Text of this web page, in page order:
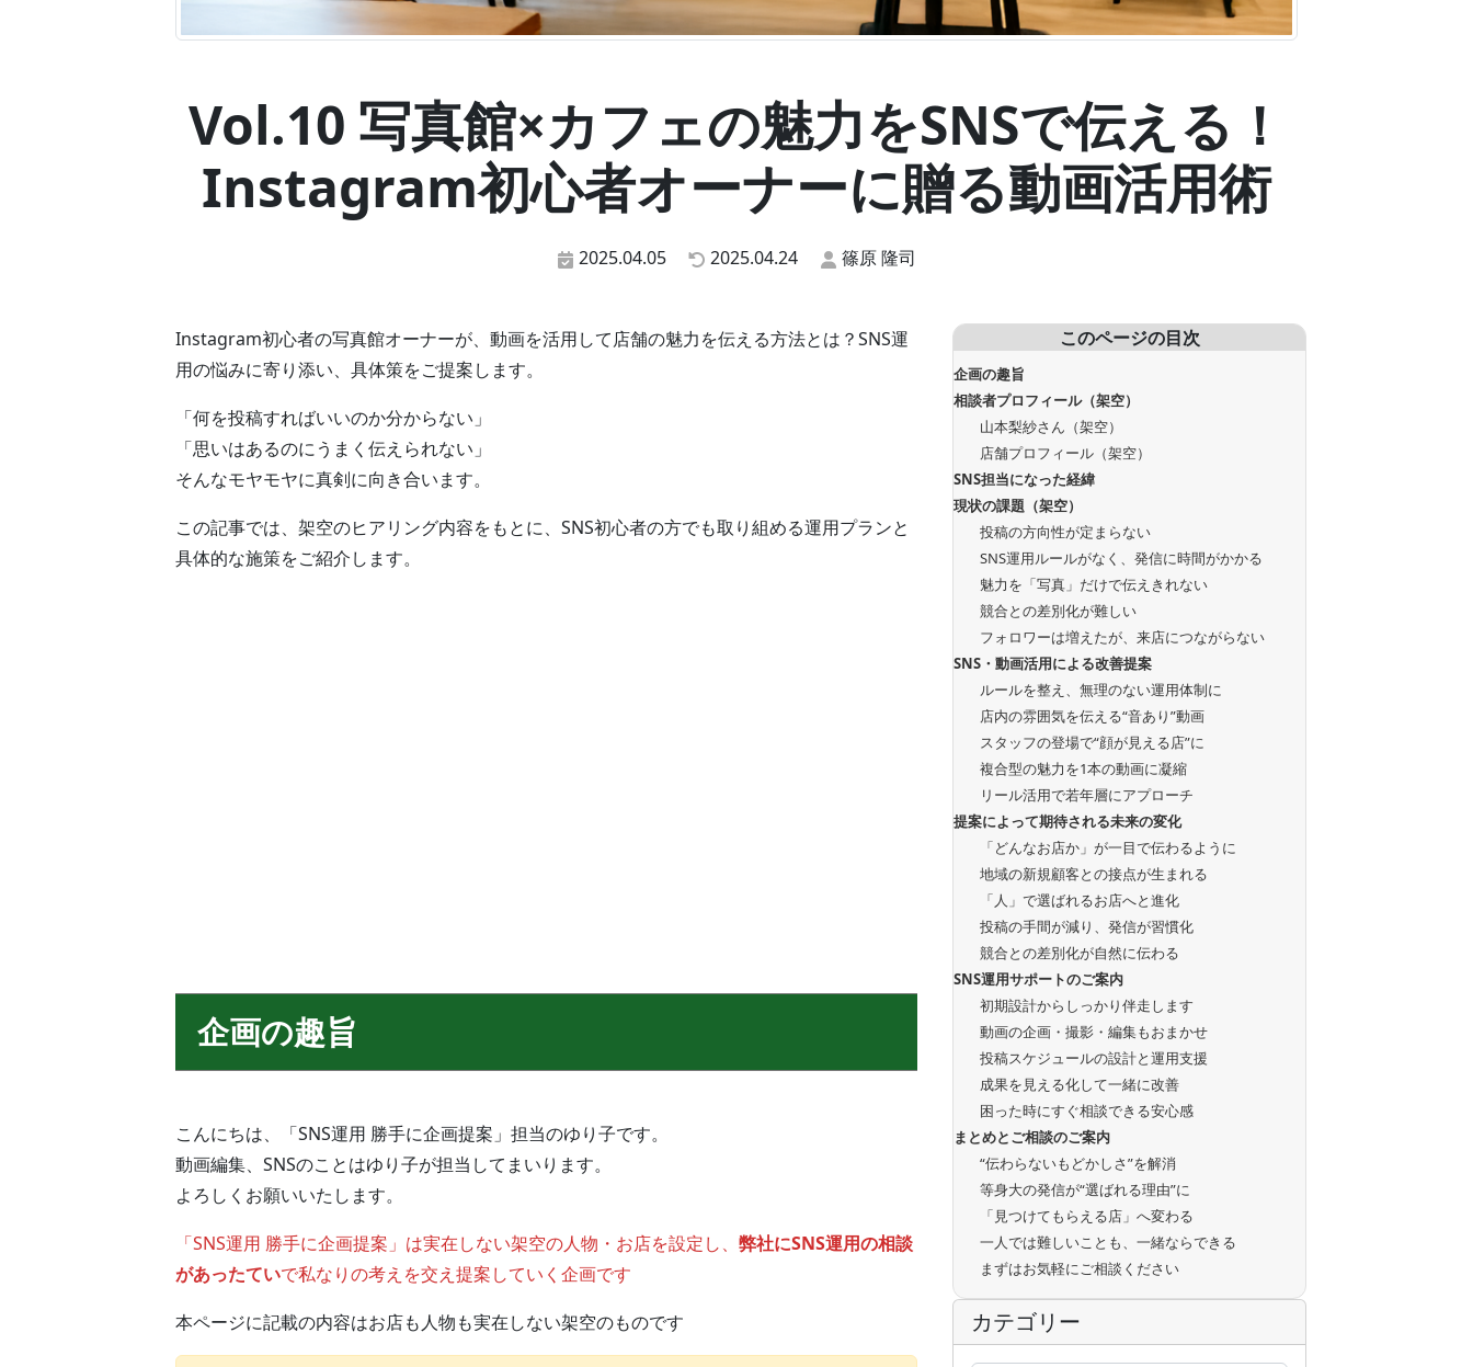
Vol.10 写真館×カフェの魅力をSNSで伝える！
Instagram初心者オーナーに贈る動画活用術
2025.04.05 2025.04.24 篠原 隆司
Instagram初心者の写真館オーナーが、動画を活用して店舗の魅力を伝える方法とは？SNS運
用の悩みに寄り添い、具体策をご提案します。
「何を投稿すればいいのか分からない」
「思いはあるのにうまく伝えられない」
そんなモヤモヤに真剣に向き合います。
この記事では、架空のヒアリング内容をもとに、SNS初心者の方でも取り組める運用プランと
具体的な施策をご紹介します。
企画の趣旨
こんにちは、「SNS運用 勝手に企画提案」担当のゆり子です。
動画編集、SNSのことはゆり子が担当してまいります。
よろしくお願いいたします。
「SNS運用 勝手に企画提案」は実在しない架空の人物・お店を設定し、 弊社にSNS運用の相談
があったていで私なりの考えを交え提案していく企画です
本ページに記載の内容はお店も人物も実在しない架空のものです
このページの目次
企画の趣旨
相談者プロフィール（架空）
山本梨紗さん（架空）
店舗プロフィール（架空）
SNS担当になった経緯
現状の課題（架空）
投稿の方向性が定まらない
SNS運用ルールがなく、発信に時間がかかる
魅力を「写真」だけで伝えきれない
競合との差別化が難しい
フォロワーは増えたが、来店につながらない
SNS・動画活用による改善提案
ルールを整え、無理のない運用体制に
店内の雰囲気を伝える“音あり”動画
スタッフの登場で“顔が見える店”に
複合型の魅力を1本の動画に凝縮
リール活用で若年層にアプローチ
提案によって期待される未来の変化
「どんなお店か」が一目で伝わるように
地域の新規顧客との接点が生まれる
「人」で選ばれるお店へと進化
投稿の手間が減り、発信が習慣化
競合との差別化が自然に伝わる
SNS運用サポートのご案内
初期設計からしっかり伴走します
動画の企画・撮影・編集もおまかせ
投稿スケジュールの設計と運用支援
成果を見える化して一緒に改善
困った時にすぐ相談できる安心感
まとめとご相談のご案内
“伝わらないもどかしさ”を解消
等身大の発信が“選ばれる理由”に
「見つけてもらえる店」へ変わる
一人では難しいことも、一緒ならできる
まずはお気軽にご相談ください
カテゴリー